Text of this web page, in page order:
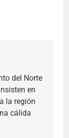
del Norte
en
la región
cálida